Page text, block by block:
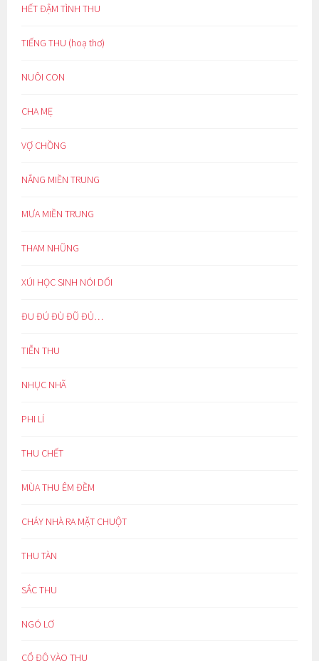
HẾT ĐẬM TÌNH THU
TIẾNG THU (hoạ thơ)
NUÔI CON
CHA MẸ
VỢ CHỒNG
NẮNG MIỀN TRUNG
MƯA MIỀN TRUNG
THAM NHŨNG
XÚI HỌC SINH NÓI DỐI
ĐU ĐÚ ĐÙ ĐŨ ĐỦ…
TIỄN THU
NHỤC NHÃ
PHI LÍ
THU CHẾT
MÙA THU ÊM ĐỀM
CHÁY NHÀ RA MẶT CHUỘT
THU TÀN
SẮC THU
NGÓ LƠ
CỔ ĐỘ VÀO THU